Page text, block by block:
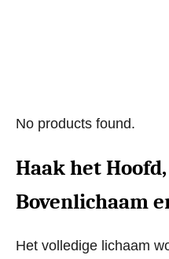
No products found.
Haak het
Bovenlichaam
Het volledige lichaam